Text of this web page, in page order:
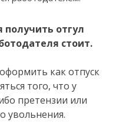
отгул
стоит.
как отпуск
того, что у
претензии или
увольнения.